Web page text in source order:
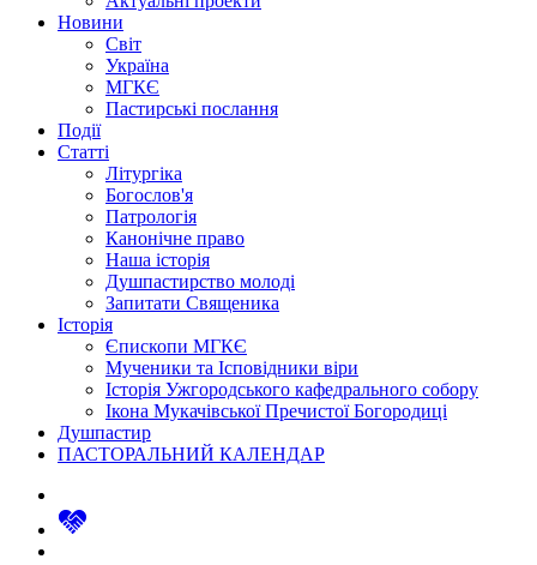
Новини
Світ
Україна
МГКЄ
Пастирські послання
Події
Статті
Літургіка
Богослов'я
Патрологія
Канонічне право
Наша історія
Душпастирство молоді
Запитати Священика
Історія
Єпископи МГКЄ
Мученики та Ісповідники віри
Історія Ужгородського кафедрального собору
Ікона Мукачівської Пречистої Богородиці
Душпастир
ПАСТОРАЛЬНИЙ КАЛЕНДАР